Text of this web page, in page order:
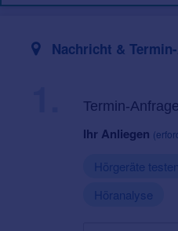
Nachricht &
Termin-Anfrage
Ihr Anliegen
Hörgeräte testen
Höranalyse